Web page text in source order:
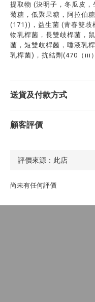
提取物 (決明子，冬瓜皮
菊糖，低聚果糖，阿拉伯
(171))，益生菌 (青春雙歧
物乳桿菌，長雙歧桿菌，
菌，短雙歧桿菌，唾液乳
乳桿菌)，抗結劑(470（iii
送貨及付款方式
顧客評價
尚未有任何評價